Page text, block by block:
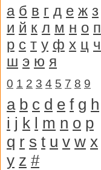
а б в г д е ж з
и й к л м н о п
р с т у ф х ц ч
ш э ю я
0 1 2 3 4 5 7 8 9
a b c d e f g h
i j k l m n o p
q r s t u v w x
y z #